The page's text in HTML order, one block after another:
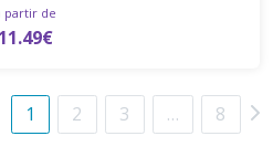
partir de
11.49€
1 2 3 … 8